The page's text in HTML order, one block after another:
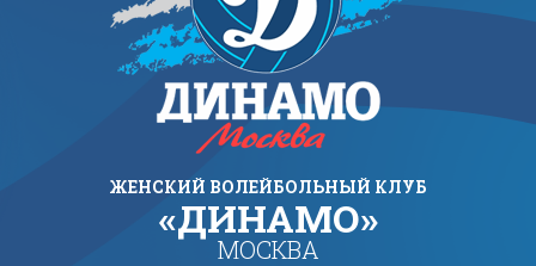
ЖЕНСКИЙ ВОЛЕЙБОЛЬНЫЙ КЛУБ
«ДИНАМО»
МОСКВА